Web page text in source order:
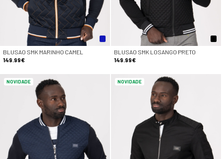
BLUSAO SMK MARINHO CAMEL
149.99€
BLUSAO SMK LOSANGO PRETO
149.99€
NOVIDADE NOVIDADE